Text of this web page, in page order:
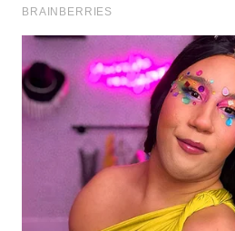
MAJALENGKA
SUBANG
WN
SUKABUMI
WN
PURWAKARTA